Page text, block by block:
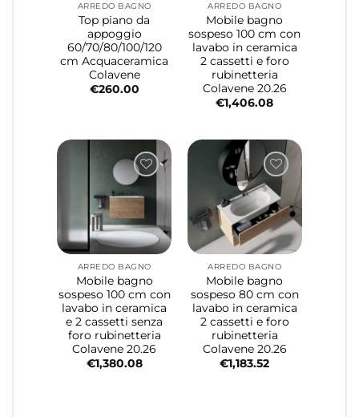
ARREDO BAGNO
Top piano da
appoggio
60/70/80/100/120
cm Acquaceramica
Colavene
€260.00
ARREDO BAGNO
Mobile bagno
sospeso 100 cm con
lavabo in ceramica
2 cassetti e foro
rubinetteria
Colavene 20.26
€1,406.08
ARREDO BAGNO
Mobile bagno
sospeso 100 cm con
lavabo in ceramica
e 2 cassetti senza
foro rubinetteria
Colavene 20.26
€1,380.08
ARREDO BAGNO
Mobile bagno
sospeso 80 cm con
lavabo in ceramica
2 cassetti e foro
rubinetteria
Colavene 20.26
€1,183.52